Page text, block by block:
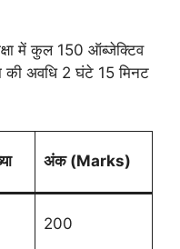
में कुल 150 ऑब्जेक्टिव
की अवधि 2 घंटे 15 मिनट
अंक (Marks)
200